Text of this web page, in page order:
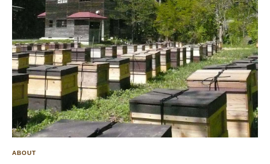
ABOUT